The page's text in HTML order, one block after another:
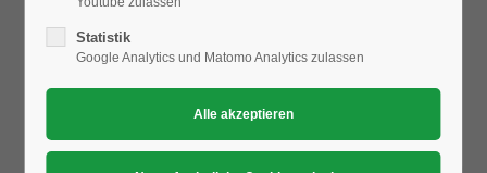
Statistik
Google Analytics und Matomo Analytics zulassen